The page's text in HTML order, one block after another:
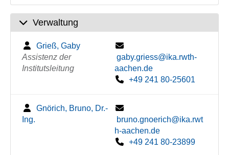
Verwaltung
Grieß, Gaby
Assistenz der
Institutsleitung
gaby.griess@ika.rwth-
aachen.de
+49 241 80-25601
Gnörich, Bruno, Dr.-
Ing.
bruno.gnoerich@ika.rwt
h-aachen.de
+49 241 80-23899